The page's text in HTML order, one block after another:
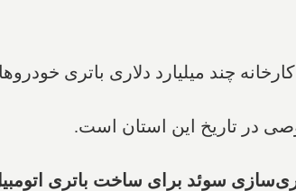
چند میلیارد دلاری باتری
در تاریخ این استان است.
سوئد برای ساخت باتری